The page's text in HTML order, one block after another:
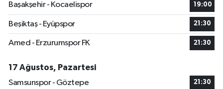
Başakşehir - Kocaelispor
19:00
Beşiktaş - Eyüpspor 21:30
Amed - Erzurumspor FK 21:30
17 Ağustos, Pazartesi
Samsunspor - Göztepe
21:30